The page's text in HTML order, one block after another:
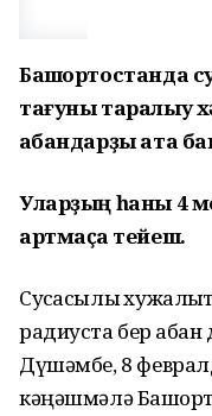
Башҡортостанда
тағуны таралыу
ҡабандарҙы ата
Уларҙың һаны 4
артмаҫҡа тейеш.
Сусҡасылыҡ
радиуста бер
Дүшәмбе, 8
кәңәшмәлә